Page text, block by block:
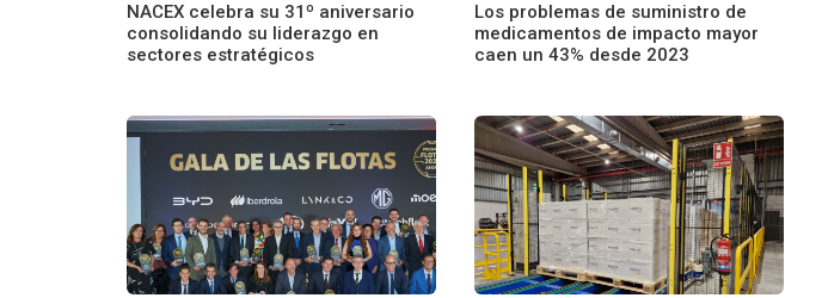
NACEX celebra su 31º aniversario
consolidando su liderazgo en
sectores estratégicos
Los problemas de suministro de
medicamentos de impacto mayor
caen un 43% desde 2023